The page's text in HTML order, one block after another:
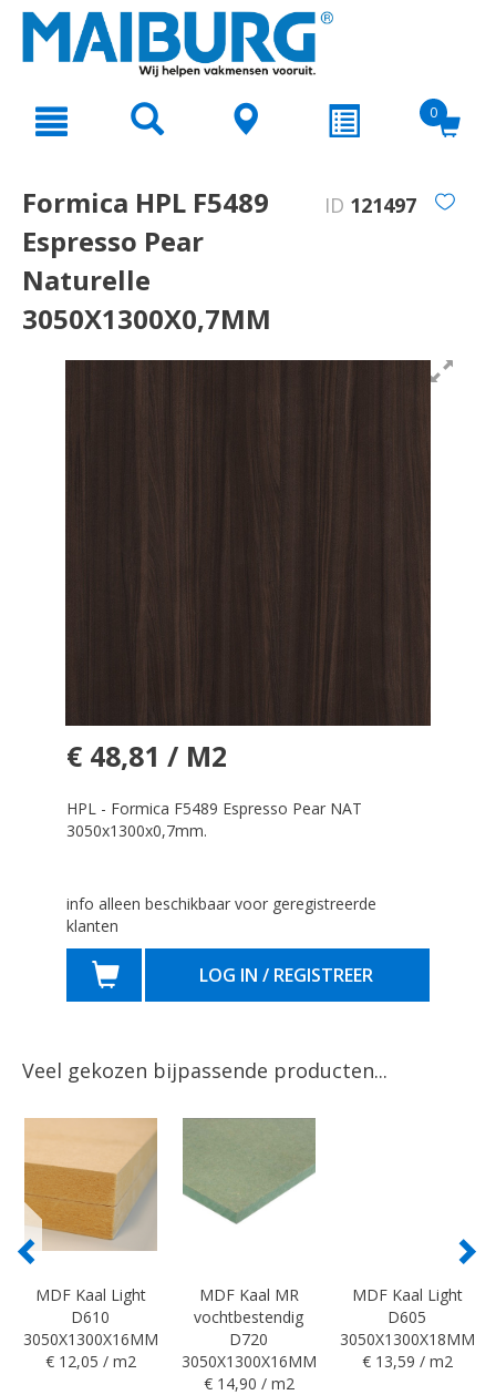
text.skipToNavigation
0
Formica HPL F5489
Espresso Pear
Naturelle
3050X1300X0,7MM
ID 121497
€ 48,81 / M2
HPL - Formica F5489 Espresso Pear NAT
3050x1300x0,7mm.
info alleen beschikbaar voor geregistreerde
klanten
LOG IN / REGISTREER
Veel gekozen bijpassende producten...
MDF Kaal Light
D610
3050X1300X16MM
€ 12,05 / m2
MDF Kaal MR
vochtbestendig
D720
3050X1300X16MM
€ 14,90 / m2
MDF Kaal Light
D605
3050X1300X18MM
€ 13,59 / m2